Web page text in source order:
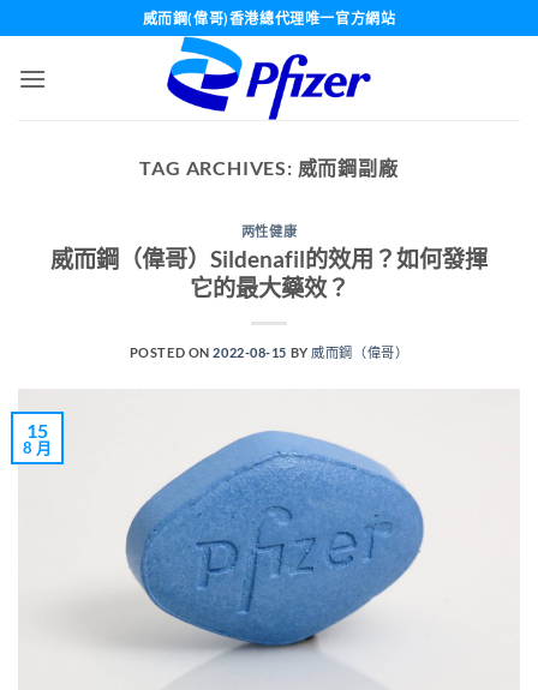
content
威而鋼(偉哥)香港總代理唯一官方網站
TAG ARCHIVES: 威而鋼副廠
两性健康
威而鋼（偉哥）Sildenafil的效用？如何發揮
它的最大藥效？
POSTED ON2022-08-15 BY 威而鋼（偉哥）
15
8 月